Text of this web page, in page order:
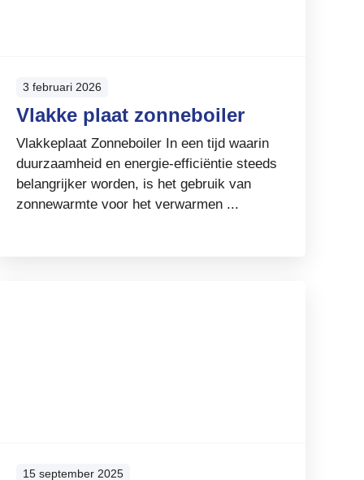
3 februari 2026
Vlakke plaat zonneboiler
Vlakkeplaat Zonneboiler In een tijd waarin
duurzaamheid en energie-efficiëntie steeds
belangrijker worden, is het gebruik van
zonnewarmte voor het verwarmen ...
15 september 2025